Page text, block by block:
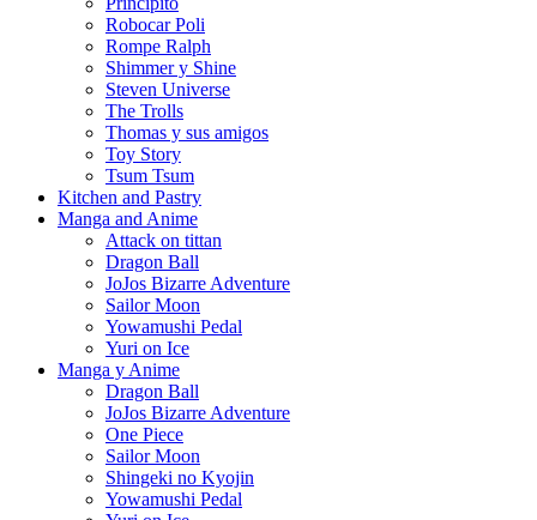
Robocar Poli
Rompe Ralph
Shimmer y Shine
Steven Universe
The Trolls
Thomas y sus amigos
Toy Story
Tsum Tsum
Kitchen and Pastry
Manga and Anime
Attack on tittan
Dragon Ball
JoJos Bizarre Adventure
Sailor Moon
Yowamushi Pedal
Yuri on Ice
Manga y Anime
Dragon Ball
JoJos Bizarre Adventure
One Piece
Sailor Moon
Shingeki no Kyojin
Yowamushi Pedal